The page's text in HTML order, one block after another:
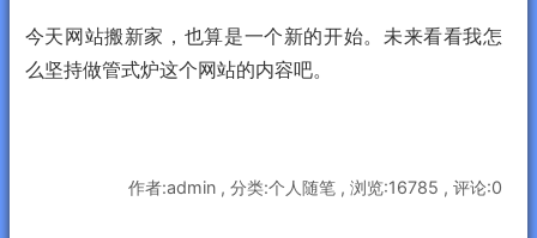
今天网站搬新家，也算是一个新的开始。未来看看我怎
么坚持做管式炉这个网站的内容吧。
作者:admin , 分类:个人随笔 , 浏览:16785 , 评论:0